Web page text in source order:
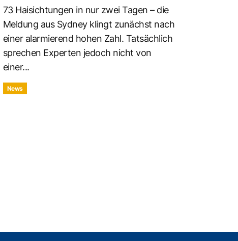
73 Haisichtungen in nur zwei Tagen – die
Meldung aus Sydney klingt zunächst nach
einer alarmierend hohen Zahl. Tatsächlich
sprechen Experten jedoch nicht von
einer...
News